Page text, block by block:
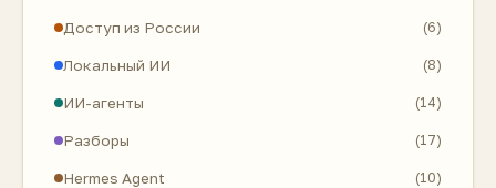
Доступ из России (6)
Локальный ИИ (8)
ИИ-агенты (14)
Разборы (17)
Hermes Agent (10)